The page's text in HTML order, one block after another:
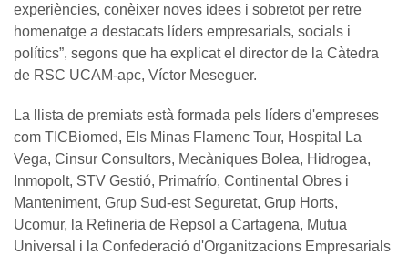
experiències, conèixer noves idees i sobretot per retre
homenatge a destacats líders empresarials, socials i
polítics”, segons que ha explicat el director de la Càtedra
de RSC UCAM-apc, Víctor Meseguer.
La llista de premiats està formada pels líders d'empreses
com TICBiomed, Els Minas Flamenc Tour, Hospital La
Vega, Cinsur Consultors, Mecàniques Bolea, Hidrogea,
Inmopolt, STV Gestió, Primafrío, Continental Obres i
Manteniment, Grup Sud-est Seguretat, Grup Horts,
Ucomur, la Refineria de Repsol a Cartagena, Mutua
Universal i la Confederació d'Organitzacions Empresarials